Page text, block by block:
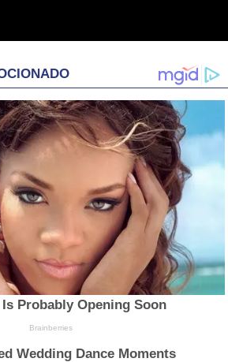
Probably Opening Soon
Brainberries
Wedding Dance Moments